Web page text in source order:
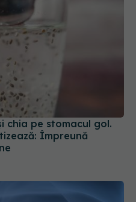
chia pe stomacul gol.
Împreună